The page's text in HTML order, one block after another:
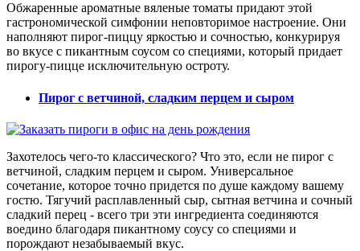
Обжаренные ароматные вяленые томаты придают этой
гастрономической симфонии неповторимое настроение. Они
наполняют пирог-пиццу яркостью и сочностью, конкурируя
во вкусе с пикантным соусом со специями, который придает
пирогу-пицце исключительную остроту.
Пирог с ветчиной, сладким перцем и сыром
Захотелось чего-то классического? Что это, если не пирог с
ветчиной, сладким перцем и сыром. Универсальное
сочетание, которое точно придется по душе каждому вашему
гостю. Тягучий расплавленный сыр, сытная ветчина и сочный
сладкий перец - всего три эти ингредиента соединяются
воедино благодаря пикантному соусу со специями и
порождают незабываемый вкус.